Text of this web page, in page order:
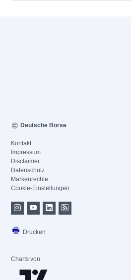
Deutsche Börse
Kontakt
Impressum
Disclaimer
Datenschutz
Markenrechte
Cookie-Einstellungen
Drucken
Charts von